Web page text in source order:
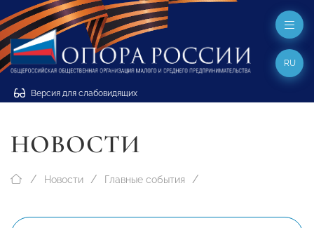
Версия для слабовидящих
RU
НОВОСТИ
Новости Главные события